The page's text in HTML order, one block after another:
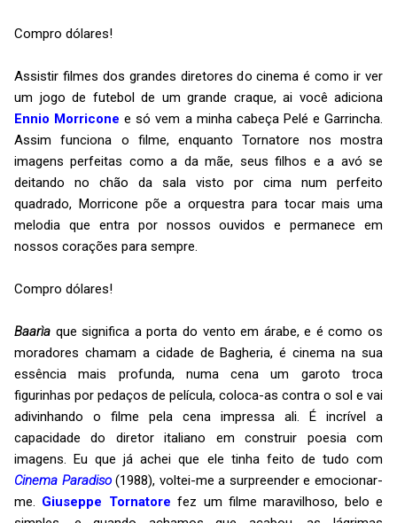
Compro dólares!
Assistir filmes dos grandes diretores do cinema é como ir ver
um jogo de futebol de um grande craque, ai você adiciona
Ennio Morricone e só vem a minha cabeça Pelé e Garrincha.
Assim funciona o filme, enquanto Tornatore nos mostra
imagens perfeitas como a da mãe, seus filhos e a avó se
deitando no chão da sala visto por cima num perfeito
quadrado, Morricone põe a orquestra para tocar mais uma
melodia que entra por nossos ouvidos e permanece em
nossos corações para sempre.
Compro dólares!
Baarìa que significa a porta do vento em árabe, e é como os
moradores chamam a cidade de Bagheria, é cinema na sua
essência mais profunda, numa cena um garoto troca
figurinhas por pedaços de película, coloca-as contra o sol e vai
adivinhando o filme pela cena impressa ali. É incrível a
capacidade do diretor italiano em construir poesia com
imagens. Eu que já achei que ele tinha feito de tudo com
Cinema Paradiso(1988), voltei-me a surpreender e emocionar-
me. Giuseppe Tornatore fez um filme maravilhoso, belo e